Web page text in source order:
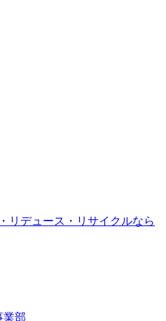
リデュース・リサイクルなら
業部